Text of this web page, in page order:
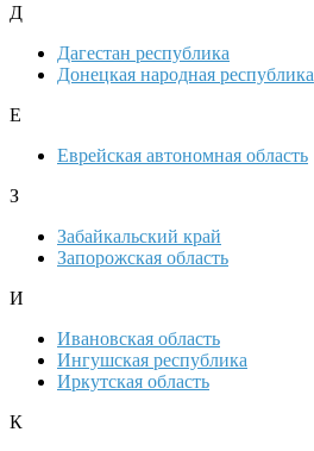
Д
Дагестан республика
Донецкая народная республика
Е
Еврейская автономная область
З
Забайкальский край
Запорожская область
И
Ивановская область
Ингушская республика
Иркутская область
К